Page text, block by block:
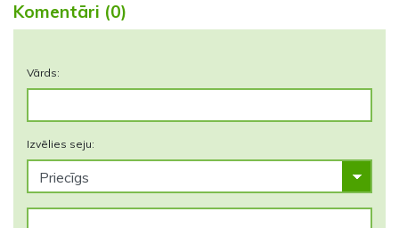
Komentāri (0)
Vārds:
Izvēlies seju: